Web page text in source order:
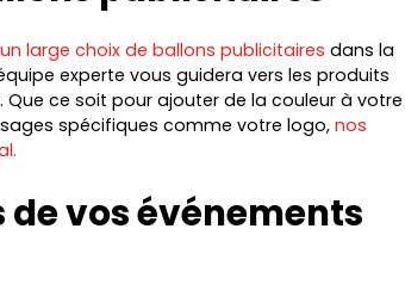
un large choix de ballons publicitaires dans la
experte vous guidera vers les produits
ce soit pour ajouter de la couleur à votre
spécifiques comme votre logo, nos
de vos événements